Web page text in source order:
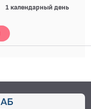
1 календарный день